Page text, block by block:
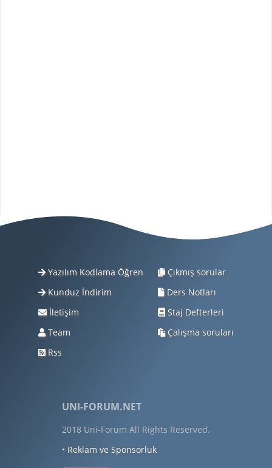
Yazılım Kodlama Öğren
Kunduz İndirim
İletişim
Team
Rss
Çıkmış sorular
Ders Notları
Staj Defterleri
Çalışma soruları
UNI-FORUM.NET
2018 Uni-Forum All Rights Reserved.
• Reklam ve Sponsorluk